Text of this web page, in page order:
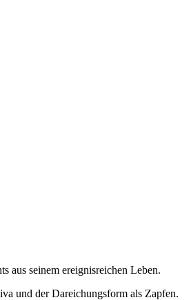
aus seinem ereignisreichen Leben.
und der Dareichungsform als Zapfen.